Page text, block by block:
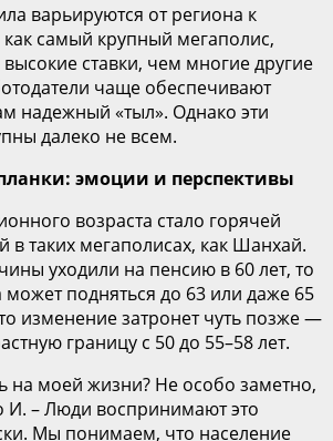
варьируются от региона к
самый крупный мегаполис,
ставки, чем многие другие
чаще обеспечивают
надежный «тыл». Однако эти
далеко не всем.
эмоции и перспективы
возраста стало горячей
в таких мегаполисах, как Шанхай.
уходили на пенсию в 60 лет, то
может подняться до 63 или даже 65
изменение затронет чуть позже —
границу с 50 до 55–58 лет.
на моей жизни? Не особо заметно,
И. – Люди воспринимают это
Мы понимаем, что население